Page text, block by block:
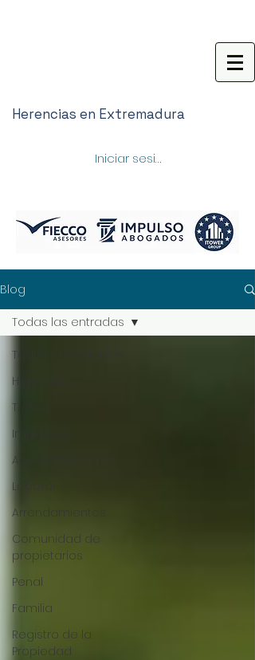
Herencias en Extremadura
Iniciar sesión
Blog
Todas las entradas
Herencias
Tráfico
Impuestos
Abusos bancarios
Laboral
Arrendamientos
Comunidad de
propietarios
Penal
Familia
Registro de la
Propiedad
Todas las entradas